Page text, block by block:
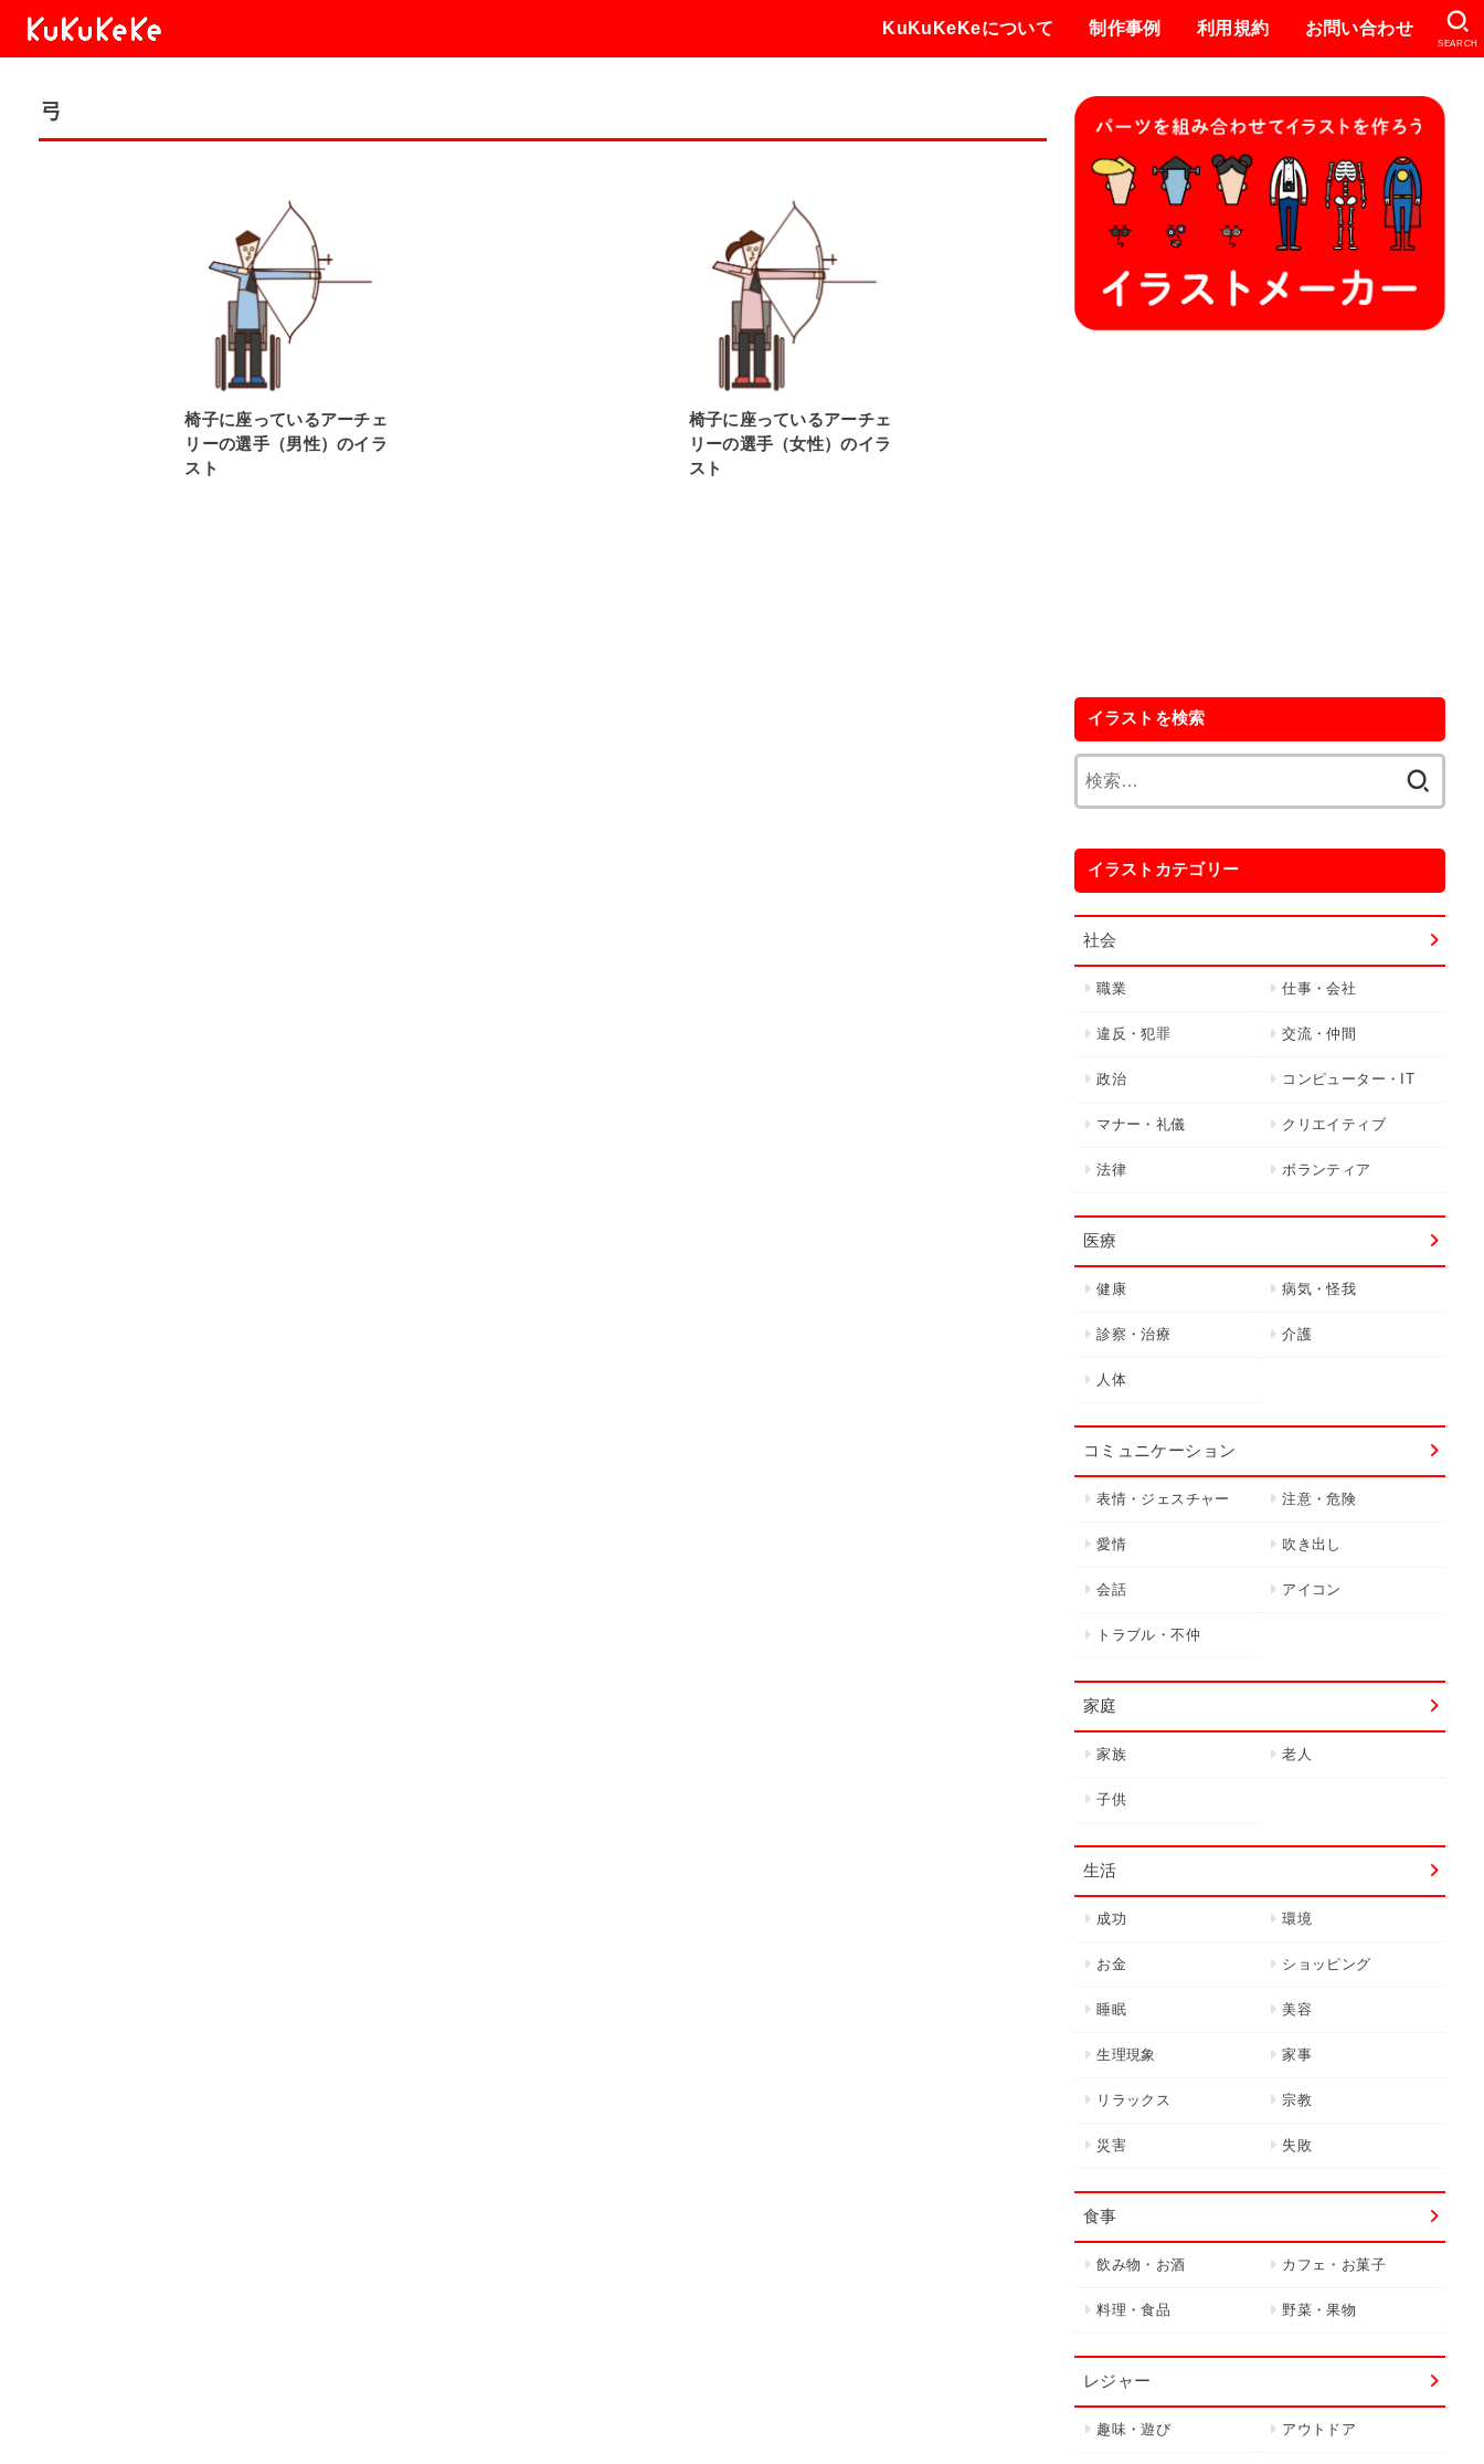
KuKuKeKeについて 制作事例 利用規約 お問い合わせ
SEARCH
弓
椅子に座っているアーチェ
リーの選手（男性）のイラ
スト
椅子に座っているアーチェ
リーの選手（女性）のイラ
スト
イラストを検索
イラストカテゴリー
社会
職業 仕事・会社
違反・犯罪 交流・仲間
政治 コンピューター・IT
マナー・礼儀 クリエイティブ
法律 ボランティア
医療
健康 病気・怪我
診察・治療 介護
人体
コミュニケーション
表情・ジェスチャー 注意・危険
愛情 吹き出し
会話 アイコン
トラブル・不仲
家庭
家族 老人
子供
生活
成功 環境
お金 ショッピング
睡眠 美容
生理現象 家事
リラックス 宗教
災害 失敗
食事
飲み物・お酒 カフェ・お菓子
料理・食品 野菜・果物
レジャー
趣味・遊び アウトドア